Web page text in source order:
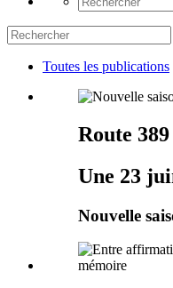
Toutes les publications
Route 389
Une 23
Nouvelle